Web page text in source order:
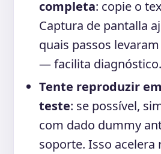
completa: copie o
Captura de pantalla
quais passos
— facilita diagnóstico.
Tente reproduzir
teste: se possível,
com dado dummy
soporte. Isso acelera